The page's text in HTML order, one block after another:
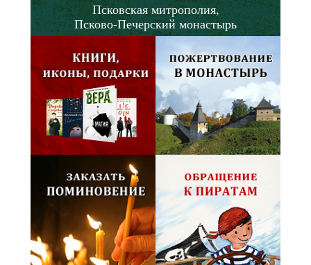
Псковская митрополия,
Псково-Печерский монастырь